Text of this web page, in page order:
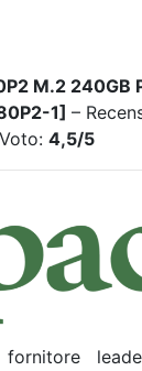
M.2 240GB
1] –
4,5/5